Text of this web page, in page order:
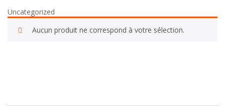
Uncategorized
Aucun produit ne correspond à votre sélection.